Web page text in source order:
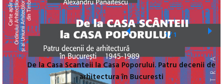
De la Casa Scanteii la Casa Poporului. Patru decenii de
arhitectura în Bucuresti
1/1